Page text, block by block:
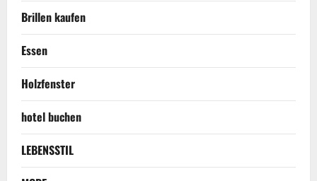
Brillen kaufen
Essen
Holzfenster
hotel buchen
LEBENSSTIL